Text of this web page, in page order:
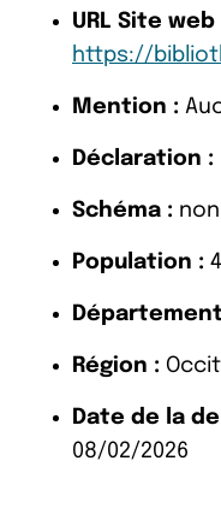
URL Site web
https://
Mention :
Déclaration :
Schéma : non
Population :
Région :
Date de la
08/02/2026